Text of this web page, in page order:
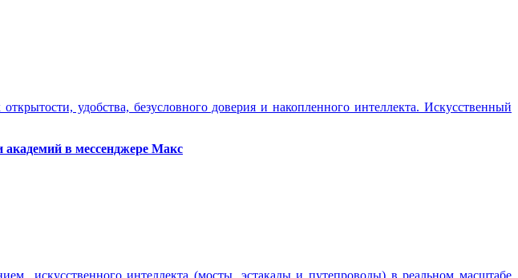
удобства, безусловного доверия и накопленного интеллекта. Искусственный
академий в мессенджере Макс
искусственного интеллекта (мосты, эстакады и путепроводы) в реальном масштабе